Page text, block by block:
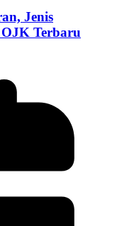
Jenis
Terbaru